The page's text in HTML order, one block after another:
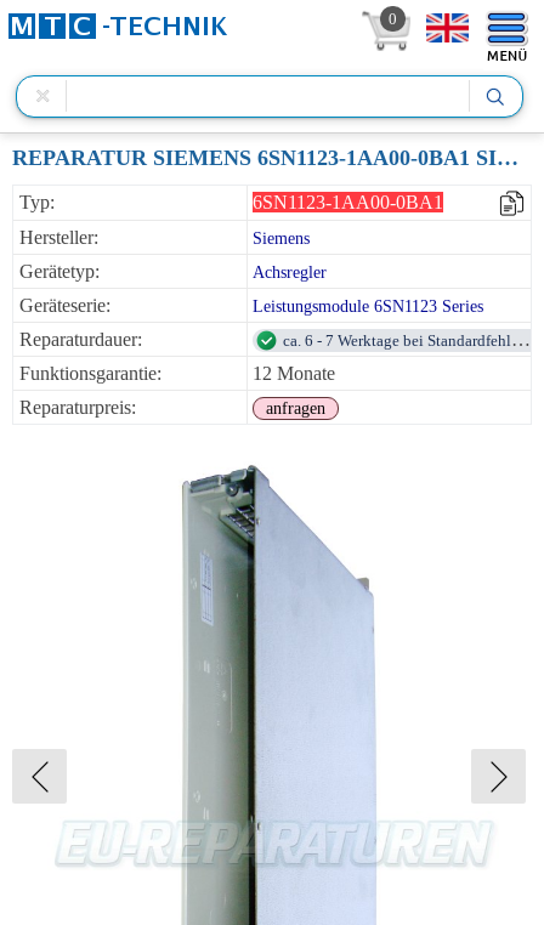
0
REPARATUR SIEMENS 6SN1123-1AA00-0BA1 SIMODRIVE-611 LEISTUNGSMODUL 1-ACHSE 25A
Typ:
6SN1123-1AA00-0BA1
Hersteller:
Siemens
Gerätetyp: Achsregler
Geräteserie: Leistungsmodule 6SN1123 Series
Reparaturdauer:
ca. 6 - 7 Werktage bei Standardfehlern
Funktionsgarantie:
12 Monate
Reparaturpreis:
anfragen